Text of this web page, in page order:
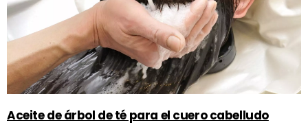
Aceite de árbol de té para el cuero cabelludo